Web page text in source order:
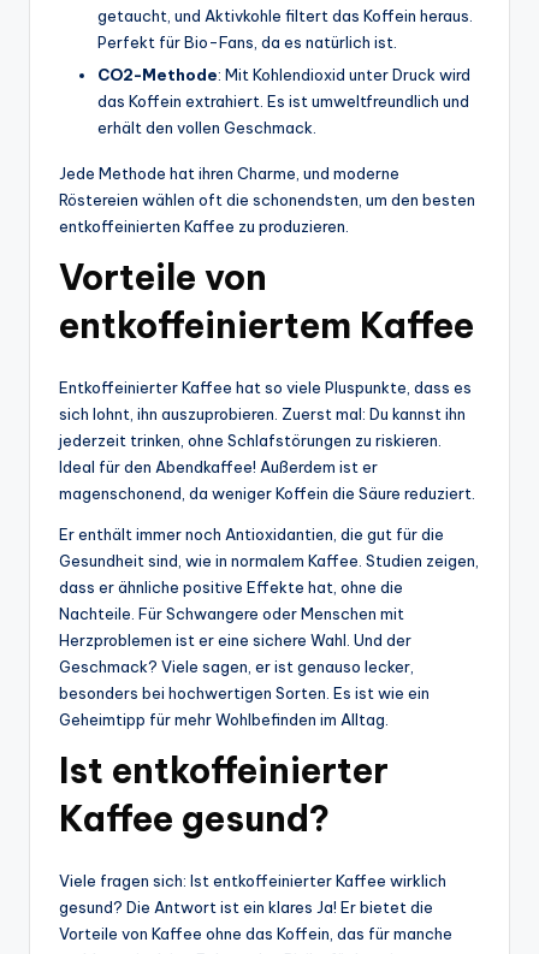
getaucht, und Aktivkohle filtert das Koffein heraus.
Perfekt für Bio-Fans, da es natürlich ist.
CO2-Methode: Mit Kohlendioxid unter Druck wird
das Koffein extrahiert. Es ist umweltfreundlich und
erhält den vollen Geschmack.
Jede Methode hat ihren Charme, und moderne
Röstereien wählen oft die schonendsten, um den besten
entkoffeinierten Kaffee zu produzieren.
Vorteile von
entkoffeiniertem Kaffee
Entkoffeinierter Kaffee hat so viele Pluspunkte, dass es
sich lohnt, ihn auszuprobieren. Zuerst mal: Du kannst ihn
jederzeit trinken, ohne Schlafstörungen zu riskieren.
Ideal für den Abendkaffee! Außerdem ist er
magenschonend, da weniger Koffein die Säure reduziert.
Er enthält immer noch Antioxidantien, die gut für die
Gesundheit sind, wie in normalem Kaffee. Studien zeigen,
dass er ähnliche positive Effekte hat, ohne die
Nachteile. Für Schwangere oder Menschen mit
Herzproblemen ist er eine sichere Wahl. Und der
Geschmack? Viele sagen, er ist genauso lecker,
besonders bei hochwertigen Sorten. Es ist wie ein
Geheimtipp für mehr Wohlbefinden im Alltag.
Ist entkoffeinierter
Kaffee gesund?
Viele fragen sich: Ist entkoffeinierter Kaffee wirklich
gesund? Die Antwort ist ein klares Ja! Er bietet die
Vorteile von Kaffee ohne das Koffein, das für manche